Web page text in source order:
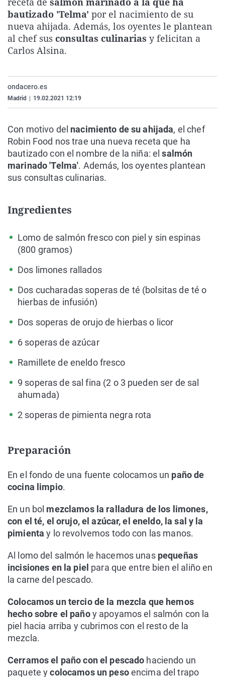
La rosa de los vientos
Gente viajera
Como el perro y el
Caso
Retornados
Equipo de
Extremadura
Galicia
La Rioja
País Vasco
Virales
Televisión
Elecciones
bautizado 'Telma' por el nacimiento de su
nueva ahijada. Además, los oyentes le plantean
al chef sus consultas culinarias y felicitan a
Carlos Alsina.
ondacero.es
Madrid 19.02.2021 12:19
Con motivo del nacimiento de su ahijada, el chef
Robin Food nos trae una nueva receta que ha
bautizado con el nombre de la niña: elsalmón
marinado 'Telma'. Además, los oyentes plantean
sus consultas culinarias.
Ingredientes
Lomo de salmón fresco con piel y sin espinas
(800 gramos)
Dos limones rallados
Dos cucharadas soperas de té (bolsitas de té o
hierbas de infusión)
Dos soperas de orujo de hierbas o licor
6 soperas de azúcar
Ramillete de eneldo fresco
9 soperas de sal fina (2 o 3 pueden ser de sal
ahumada)
2 soperas de pimienta negra rota
Preparación
En el fondo de una fuente colocamos un paño de
cocina limpio.
En un bol mezclamos la ralladura de los limones,
con el té, el orujo, el azúcar, el eneldo, la sal y la
pimienta y lo revolvemos todo con las manos.
Al lomo del salmón le hacemos unas pequeñas
incisiones en la piel para que entre bien el aliño en
la carne del pescado.
Colocamos un tercio de la mezcla que hemos
hecho sobre el pañoy apoyamos el salmón con la
piel hacia arriba y cubrimos con el resto de la
mezcla.
Cerramos el paño con el pescado haciendo un
paquete ycolocamos un pesoencima del trapo